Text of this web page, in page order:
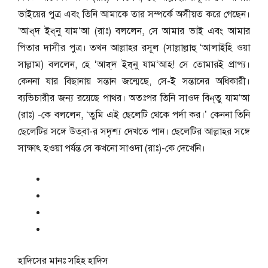
ভাইয়ের পুত্র এবং তিনি আমাকে তার সম্পর্কে অসীয়ত করে গেছেন।
‘আব্‌দ ইব্‌নু যাম‘আ (রাঃ) বললেন, সে আমার ভাই এবং আমার
পিতার দাসীর পুত্র। তখন আল্লাহর রসূল (সাল্লাল্লাহু ‘আলাইহি ওয়া
সাল্লাম) বললেন, হে ‘আব্‌দ ইব্‌নু যাম‘আহ! সে তোমারই প্রাপ্য।
কেননা যার বিছানায় সন্তান জন্মেছে, সে-ই সন্তানের অধিকারী।
ব্যভিচারীর জন্য রয়েছে পাথর। অতঃপর তিনি সাওদ বিন্‌তু যাম‘আ
(রাঃ) -কে বললেন, ‘তুমি এই ছেলেটি থেকে পর্দা কর।’ কেননা তিনি
ছেলেটির সঙ্গে উত্‌বা-র সদৃশ্য দেখতে পান। ছেলেটির আল্লাহর সঙ্গে
সাক্ষাৎ হওয়া পর্যন্ত সে কখনো সাওদা (রাঃ)-কে দেখেনি।
হাদিসের মানঃসহিহ হাদিস